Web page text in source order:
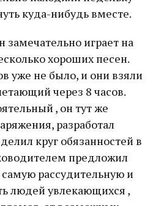
куда-нибудь вместе.
играет на
хороших песен.
уже не было, и они взяли
через 8 часов.
, он тут же
разработал
круг обязанностей в
предложил
самую рассудительную и
людей увлекающихся ,